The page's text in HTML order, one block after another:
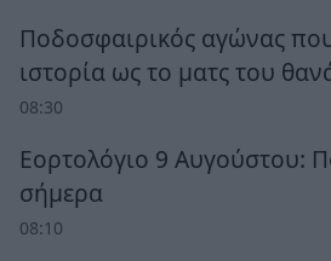
Ποδοσφαιρικός αγώνας
ιστορία ως το ματς του
08:30
Εορτολόγιο 9 Αυγούστου:
σήμερα
08:10